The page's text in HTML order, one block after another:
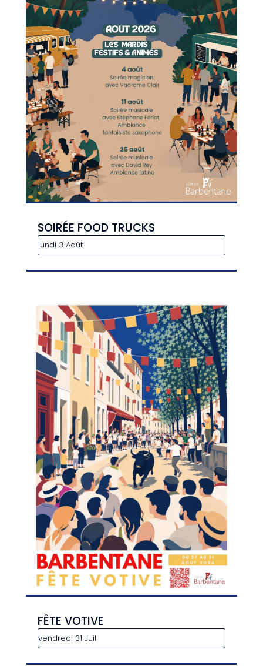
SOIRÉE FOOD TRUCKS
lundi 3 Août
FÊTE VOTIVE
vendredi 31 Juil